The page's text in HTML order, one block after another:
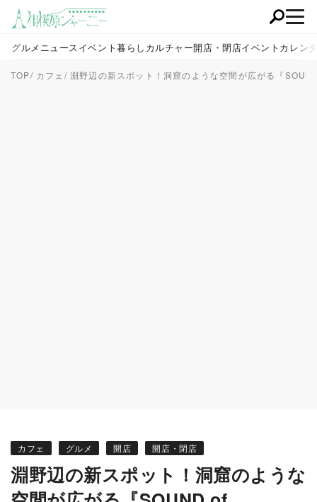
グルメ ニュース イベント暮らし カルチャー開店・閉店イベントカレン
TOP カフェ 淵野辺の新スポット！洞窟のような空間が広がる『
カフェ グルメ 開店 開店・閉店
淵野辺の新スポット！洞窟のような